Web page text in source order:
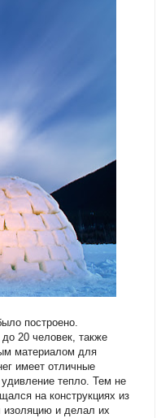
построено.
20 человек, также
материалом для
имеет отличные
тепло. Тем не
на конструкциях из
изоляцию и делал их